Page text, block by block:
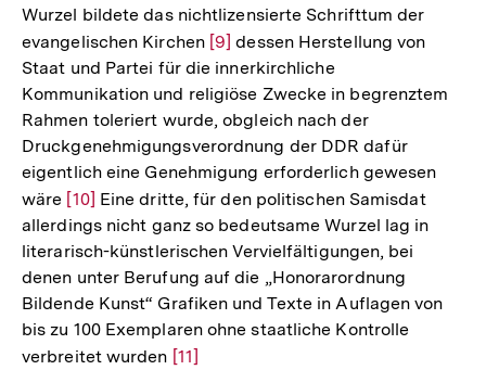
Auflösung
der
Fußnote
Wurzel bildete das nichtlizensierte Schrifttum der
evangelischen Kirchen Zur
Auflösung
der
Fußnote
[9] dessen Herstellung von
Staat und Partei für die innerkirchliche
Kommunikation und religiöse Zwecke in begrenztem
Rahmen toleriert wurde, obgleich nach der
Druckgenehmigungsverordnung der DDR dafür
eigentlich eine Genehmigung erforderlich gewesen
wäre Zur
Auflösung
der
Fußnote
[10] Eine dritte, für den politischen Samisdat
allerdings nicht ganz so bedeutsame Wurzel lag in
literarisch-künstlerischen Vervielfältigungen, bei
denen unter Berufung auf die „Honorarordnung
Bildende Kunst“ Grafiken und Texte in Auflagen von
bis zu 100 Exemplaren ohne staatliche Kontrolle
verbreitet wurden Zur
[11]